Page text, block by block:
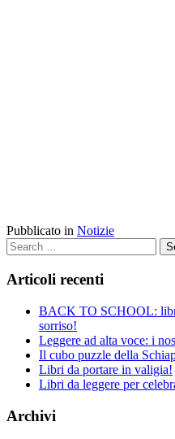
Pubblicato in Notizie
Search
Articoli recenti
BACK TO SCHOOL:
sorriso!
Leggere ad alta voce: i
Il cubo puzzle della
Libri da portare in valigia!
Libri da leggere per
Archivi